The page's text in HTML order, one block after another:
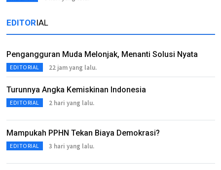
EDITORIAL
Pengangguran Muda Melonjak, Menanti Solusi Nyata
EDITORIAL 22 jam yang lalu.
Turunnya Angka Kemiskinan Indonesia
EDITORIAL 2 hari yang lalu.
Mampukah PPHN Tekan Biaya Demokrasi?
EDITORIAL 3 hari yang lalu.